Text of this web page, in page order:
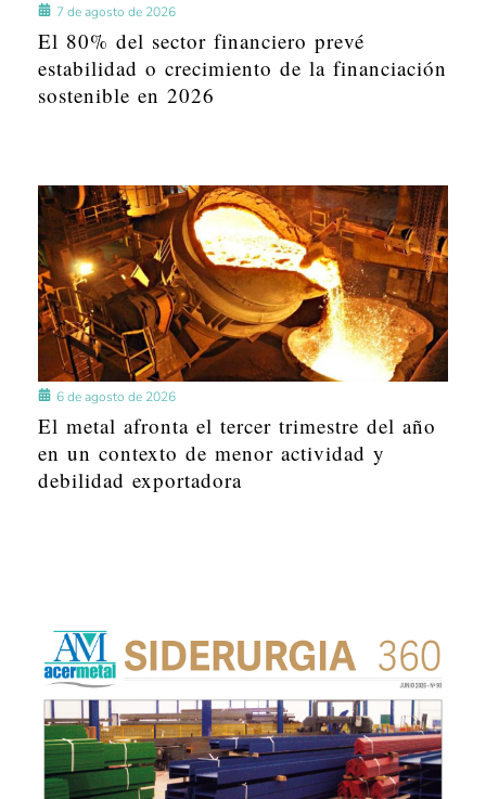
7 de agosto de 2026
El 80% del sector financiero prevé
estabilidad o crecimiento de la financiación
sostenible en 2026
6 de agosto de 2026
El metal afronta el tercer trimestre del año
en un contexto de menor actividad y
debilidad exportadora